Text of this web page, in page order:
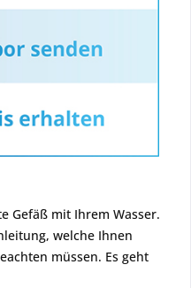
Gefäß mit Ihrem Wasser.
welche Ihnen
müssen. Es geht